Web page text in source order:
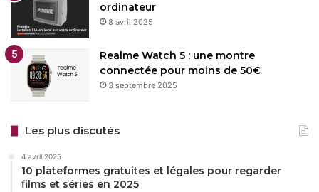
ordinateur
8 avril 2025
Realme Watch 5 : une montre
connectée pour moins de 50€
3 septembre 2025
Les plus discutés
4 avril 2025
10 plateformes gratuites et légales pour regarder
films et séries en 2025